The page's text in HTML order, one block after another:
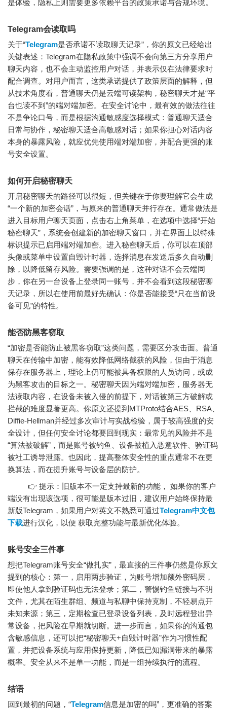
是体验，隐私上则需要更多依赖平台的政策承诺与合规环境。
Telegram会读取吗
关于“Telegram是否承诺不读取聊天记录”，你的原文已经给出
关键表述：Telegram在隐私政策中强调不会向第三方分享用户
聊天内容，也不会主动监控用户对话，并表示仅在法律要求时
配合调查。对用户而言，这类承诺提供了政策层面的解释，但
从技术角度看，普通聊天仍是云端可读架构，秘密聊天才是“平
台也读不到”的端对端加密。在安全讨论中，最有效的做法往往
不是争论口号，而是根据沟通敏感度选择模式：普通聊天适合
日常与协作，秘密聊天适合高敏感对话；如果你担心对话内容
本身的暴露风险，就应优先使用端对端加密，并配合更强的账
号安全设置。
如何开启秘密聊天
开启秘密聊天的路径可以很短，但关键在于你要理解它会生成
“一个新的加密会话”，与原来的普通聊天并行存在。通常做法是
进入目标用户聊天页面，点击右上角菜单，在选项中选择“开始
秘密聊天”，系统会创建新的加密聊天窗口，并在界面上以特殊
标识提示已启用端对端加密。进入秘密聊天后，你可以在顶部
头像或菜单中设置自毁计时器，选择消息在发送后多久自动删
除，以降低留存风险。需要强调的是，这种对话不会云端同
步，你在另一台设备上登录同一账号，并不会看到这段秘密聊
天记录，所以在使用前最好先确认：你是否能接受“只在当前设
备可见”的特性。
能否防黑客窃取
“加密是否能防止被黑客窃取”这类问题，需要区分攻击面。普通
聊天在传输中加密，能有效降低网络截获的风险，但由于消息
保存在服务器上，理论上仍可能被具备权限的人员访问，或成
为黑客攻击的目标之一。秘密聊天因为端对端加密，服务器无
法读取内容，在设备未被入侵的前提下，对话被第三方破解或
拦截的难度显著更高。你原文还提到MTProto结合AES、RSA、
Diffie-Hellman并经过多次审计与实战检验，属于较高强度的安
全设计，但任何安全讨论都要回到现实：最常见的风险并不是
“算法被破解”，而是账号被钓鱼、设备被植入恶意软件、验证码
被社工诱导泄露。也因此，提高整体安全性的重点通常不在更
换算法，而在提升账号与设备层的防护。
👉 提示：旧版本不一定支持最新的功能， 如果你的客户
端没有出现该选项，很可能是版本过旧，建议用户始终保持最
新版Telegram，如果用户对英文不熟悉可通过Telegram中文包
下载进行汉化，以便 获取完整功能与最新优化体验。
账号安全三件事
想把Telegram账号安全“做扎实”，最直接的三件事仍然是你原文
提到的核心：第一，启用两步验证，为账号增加额外密码层，
即使他人拿到验证码也无法登录；第二，警惕钓鱼链接与不明
文件，尤其在陌生群组、频道与私聊中保持克制，不轻易点开
未知来源；第三，定期检查已登录设备列表，及时远程登出异
常设备，把风险在早期就切断。进一步而言，如果你的沟通包
含敏感信息，还可以把“秘密聊天+自毁计时器”作为习惯性配
置，并把设备系统与应用保持更新，降低已知漏洞带来的暴露
概率。安全从来不是单一功能，而是一组持续执行的流程。
结语
回到最初的问题，“Telegram信息是加密的吗”，更准确的答案